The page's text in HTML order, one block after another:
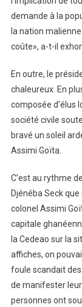
demande à la
la nation
coûte», a-t-il
En outre, le
chaleureux. En
composée d’élus
société civile
bravé un soleil
Assimi Goïta.
C’est au rythme
Djénéba Seck
colonel Assimi
capitale
la Cedeao sur la
affiches, on
foule scandait
de manifester
personnes ont